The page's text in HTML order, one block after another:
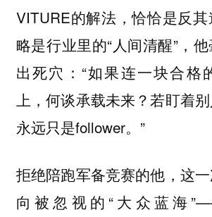
VITURE的解法，恰恰是反
略是行业里的“人间清醒”，
出死穴：“如果连一块合格
上，何谈承载未来？若盯着别
永远只是follower。”
拒绝陪跑军备竞赛的他，这
向被忽视的“大众蓝海